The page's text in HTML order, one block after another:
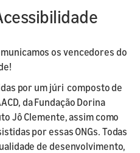
os vencedores do
por um júri composto de
da Fundação Dorina
Jô Clemente, assim como
por essas ONGs. Todas
de desenvolvimento,